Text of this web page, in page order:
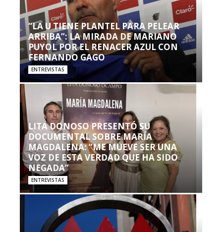
“LA U TIENE PLANTEL PARA PELEAR
ARRIBA”: LA MIRADA DE MARIANO
PUYOL POR EL RENACER AZUL CON
FERNANDO GAGO
ENTREVISTAS
LITA DONOSO PRESENTÓ SU
DOCUMENTAL SOBRE MARÍA
MAGDALENA: “ME MUEVE SER UNA
VOZ DE ESTA VERDAD QUE HA SIDO
NEGADA”
ENTREVISTAS